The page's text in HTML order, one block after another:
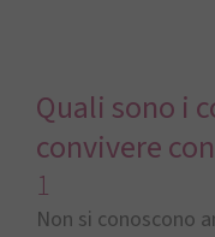
Quali sono i
convivere
1
Non si conoscono